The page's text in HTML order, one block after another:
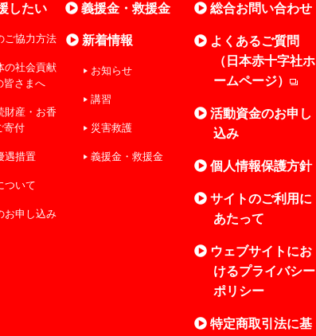
したい
ご協力方法
の社会貢献
皆さまへ
財産・お香
寄付
遇措置
ついて
お申し込み
義援金・救援金
新着情報
お知らせ
講習
災害救護
義援金・救援金
総合お問い合わせ
よくあるご質問
（日本赤十字社ホ
ームページ）
活動資金のお申し
込み
個人情報保護方針
サイトのご利用に
あたって
ウェブサイトにお
けるプライバシー
ポリシー
特定商取引法に基